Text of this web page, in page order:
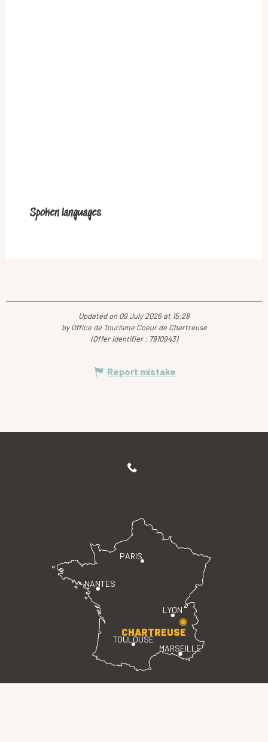
Spoken languages
Spoken languages
Updated on 09 July 2026 at 15:28
by Office de Tourisme Coeur de Chartreuse
(Offer identifier : 7910943)
Report mistake
PARIS
LYON
TOULOUSE
MARSEILLE
NANTES
CHARTREUSE